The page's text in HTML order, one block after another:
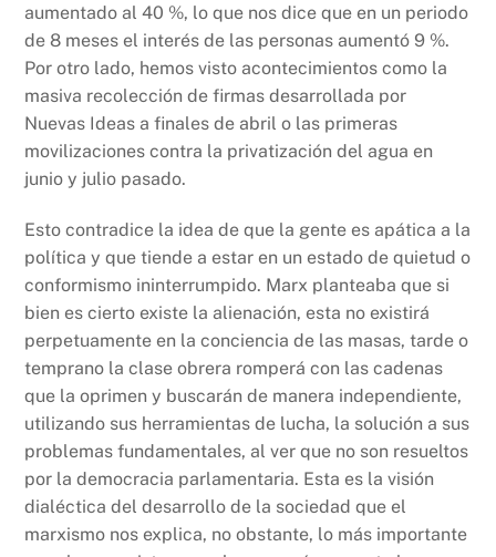
aumentado al 40 %, lo que nos dice que en un periodo
de 8 meses el interés de las personas aumentó 9 %.
Por otro lado, hemos visto acontecimientos como la
masiva recolección de firmas desarrollada por
Nuevas Ideas a finales de abril o las primeras
movilizaciones contra la privatización del agua en
junio y julio pasado.
Esto contradice la idea de que la gente es apática a la
política y que tiende a estar en un estado de quietud o
conformismo ininterrumpido. Marx planteaba que si
bien es cierto existe la alienación, esta no existirá
perpetuamente en la conciencia de las masas, tarde o
temprano la clase obrera romperá con las cadenas
que la oprimen y buscarán de manera independiente,
utilizando sus herramientas de lucha, la solución a sus
problemas fundamentales, al ver que no son resueltos
por la democracia parlamentaria. Esta es la visión
dialéctica del desarrollo de la sociedad que el
marxismo nos explica, no obstante, lo más importante